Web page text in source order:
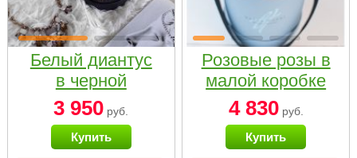
Белый диантус
в черной
коробке Small
3 950 руб.
Купить
Розовые розы в
малой коробке
4 830руб.
Купить